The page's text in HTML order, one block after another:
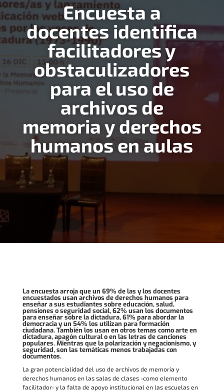
Encuesta a
docentes identifica
facilitadores y
obstaculizadores
para el uso de
archivos de
memoria y derechos
humanos en aulas
La encuesta arroja que un 69% de las y los docentes
encuestados usan archivos de derechos humanos para
enseñar a sus estudiantes sobre educación, salud,
pensiones o seguridad social, 62% usan los documentos
para enseñar sobre la dictadura, 61% para abordar la
democracia y un 54% los utilizan para formación
ciudadana. También los usan en otros temas como arte en
dictadura, apagón cultural o en las letras de canciones
populares. Mientras que la polarización y negacionismo, y
seguridad, son las temáticas menos trabajadas con
documentos.
La gran potencialidad del uso de archivos de memoria y
derechos humanos en las salas de clases -como elemento
facilitador- y la falta de apoyo institucional en las escuelas en